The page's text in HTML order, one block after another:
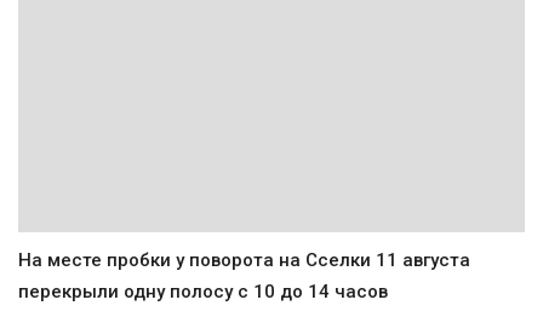
На месте пробки у поворота на Сселки 11 августа
перекрыли одну полосу с 10 до 14 часов